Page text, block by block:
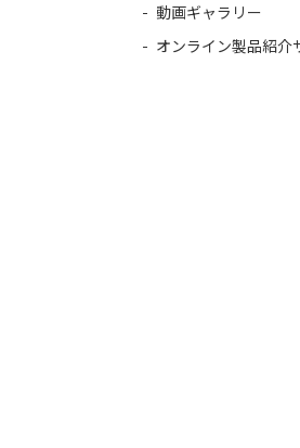
動画ギャラリー
オンライン製品紹介